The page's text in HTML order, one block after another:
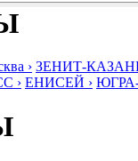
› ЗЕНИТ-
› ЕНИСЕЙ ›